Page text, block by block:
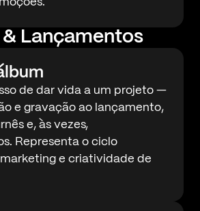
Lançamentos
de dar vida a um projeto —
e gravação ao lançamento,
e, às vezes,
Representa o ciclo
e criatividade de